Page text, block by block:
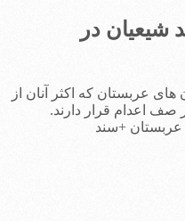
شیعیان در
عربستان که اکثر آنان از
اعدام قرار دارند.
عربستان +سند